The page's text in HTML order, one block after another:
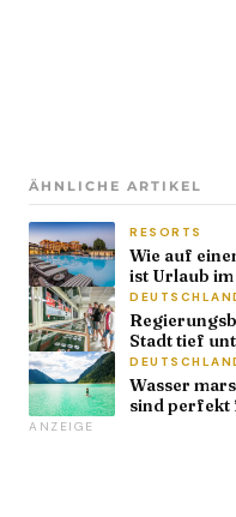
ÄHNLICHE ARTIKEL
RESORTS
Wie auf
ist Urlaub
Stadt tief
Wasser
sind perfekt
ANZEIGE